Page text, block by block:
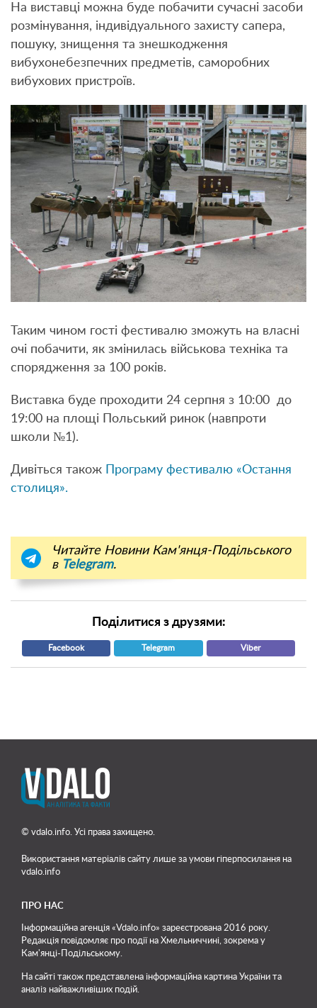
На виставці можна буде побачити сучасні засоби
розмінування, індивідуального захисту сапера,
пошуку, знищення та знешкодження
вибухонебезпечних предметів, саморобних
вибухових пристроїв.
Таким чином гості фестивалю зможуть на власні
очі побачити, як змінилась військова техніка та
спорядження за 100 років.
Виставка буде проходити 24 серпня з 10:00 до
19:00 на площі Польський ринок (навпроти
школи №1).
Дивіться також
Програму фестивалю «Остання
столиця».
Читайте Новини Кам'янця-Подільського
в Telegram.
Поділитися з друзями:
Facebook Telegram Viber
© vdalo.info. Усі права захищено.
Використання матеріалів сайту лише за умови гіперпосилання на
vdalo.info
ПРО НАС
Інформаційна агенція «Vdalo.info» зареєстрована 2016 року.
Редакція повідомляє про події на Хмельниччині, зокрема у
Кам'янці-Подільському.
На сайті також представлена інформаційна картина України та
аналіз найважливіших подій.